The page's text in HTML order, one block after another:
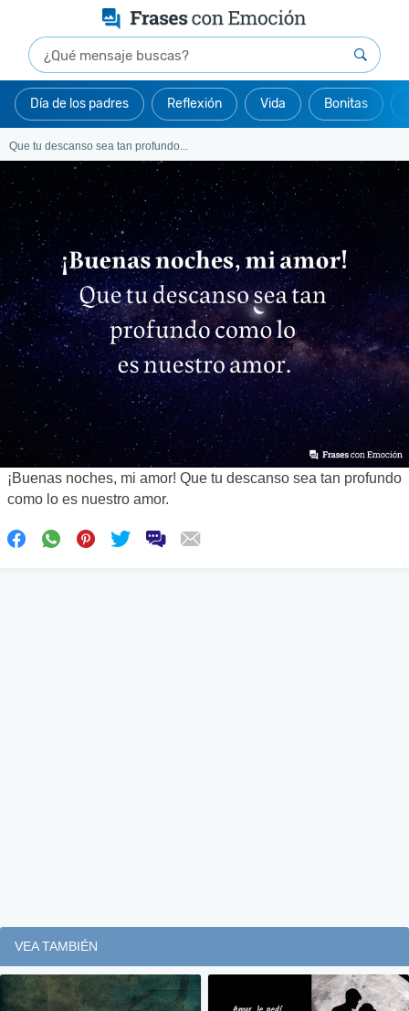
Día de los padres Reflexión Vida Bonitas
Que tu descanso sea tan profundo...
¡Buenas noches, mi amor! Que tu descanso sea tan profundo
como lo es nuestro amor.
VEA TAMBIÉN